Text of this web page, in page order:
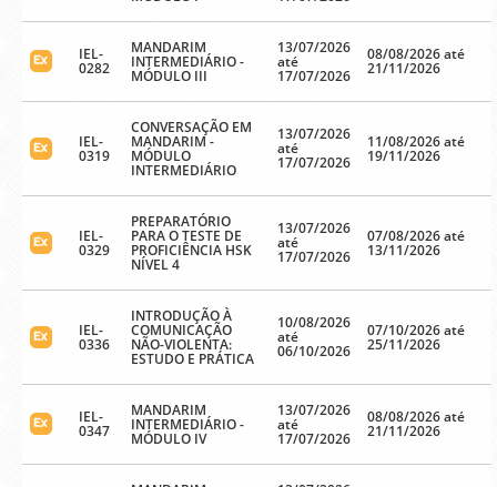
IEL-
0282
MANDARIM
INTERMEDIÁRIO -
MÓDULO III
13/07/2026
até
17/07/2026
08/08/2026 até
21/11/2026
IEL-
0319
CONVERSAÇÃO EM
MANDARIM -
MÓDULO
INTERMEDIÁRIO
13/07/2026
até
17/07/2026
11/08/2026 até
19/11/2026
IEL-
0329
PREPARATÓRIO
PARA O TESTE DE
PROFICIÊNCIA HSK
NÍVEL 4
13/07/2026
até
17/07/2026
07/08/2026 até
13/11/2026
IEL-
0336
INTRODUÇÃO À
COMUNICAÇÃO
NÃO-VIOLENTA:
ESTUDO E PRÁTICA
10/08/2026
até
06/10/2026
07/10/2026 até
25/11/2026
IEL-
0347
MANDARIM
INTERMEDIÁRIO -
MÓDULO IV
13/07/2026
até
17/07/2026
08/08/2026 até
21/11/2026